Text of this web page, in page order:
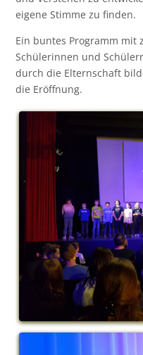
eigene Stimme zu finden.
Ein buntes Programm mit
Schülerinnen und
durch die Elternschaft
die Eröffnung.